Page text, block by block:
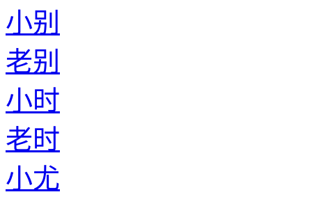
小别
老别
小时
老时
小尤